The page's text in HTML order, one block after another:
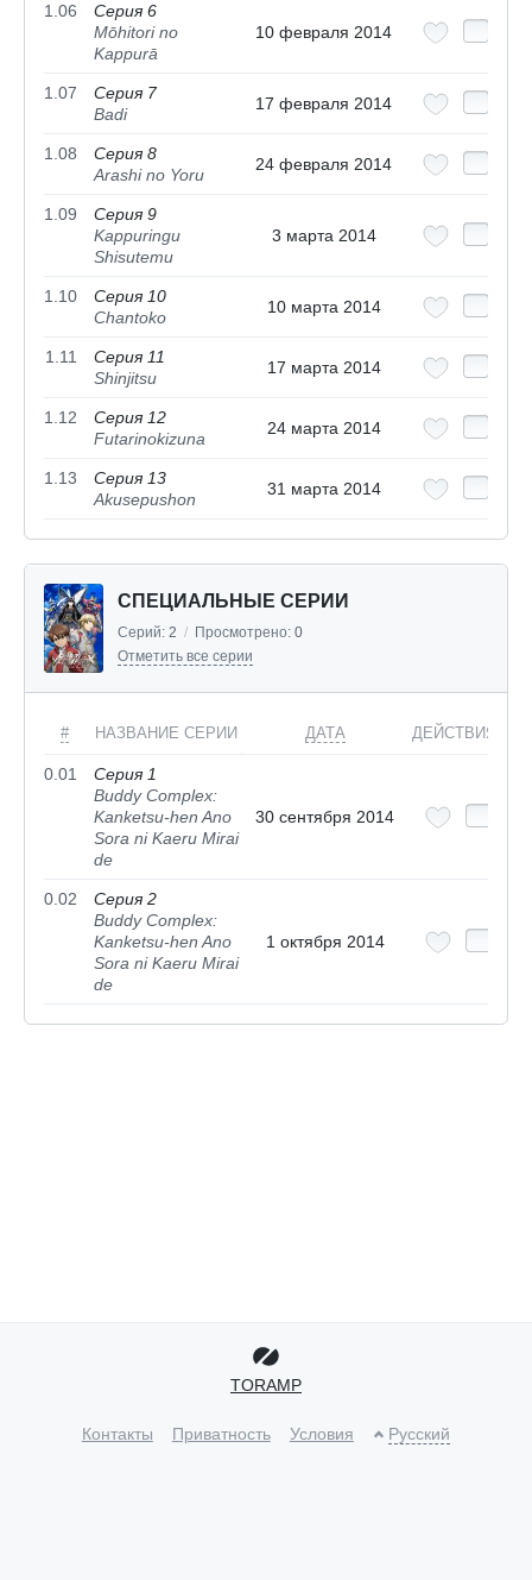
1.06
Серия 6
Mōhitori no
Kappurā
10 февраля 2014
1.07
Серия 7
Badi
17 февраля 2014
1.08
Серия 8
Arashi no Yoru
24 февраля 2014
1.09
Серия 9
Kappuringu
Shisutemu
3 марта 2014
1.10
Серия 10
Chantoko
10 марта 2014
1.11
Серия 11
Shinjitsu
17 марта 2014
1.12
Серия 12
Futarinokizuna
24 марта 2014
1.13
Серия 13
Akusepushon
31 марта 2014
СПЕЦИАЛЬНЫЕ СЕРИИ
Серий: 2 / Просмотрено: 0
Отметить все серии
# НАЗВАНИЕ СЕРИИ ДАТА ДЕЙСТВИЯ
0.01
Серия 1
Buddy Complex:
Kanketsu-hen Ano
Sora ni Kaeru Mirai
de
30 сентября 2014
0.02
Серия 2
Buddy Complex:
Kanketsu-hen Ano
Sora ni Kaeru Mirai
de
1 октября 2014
TORAMP
Контакты Приватность Условия Русский